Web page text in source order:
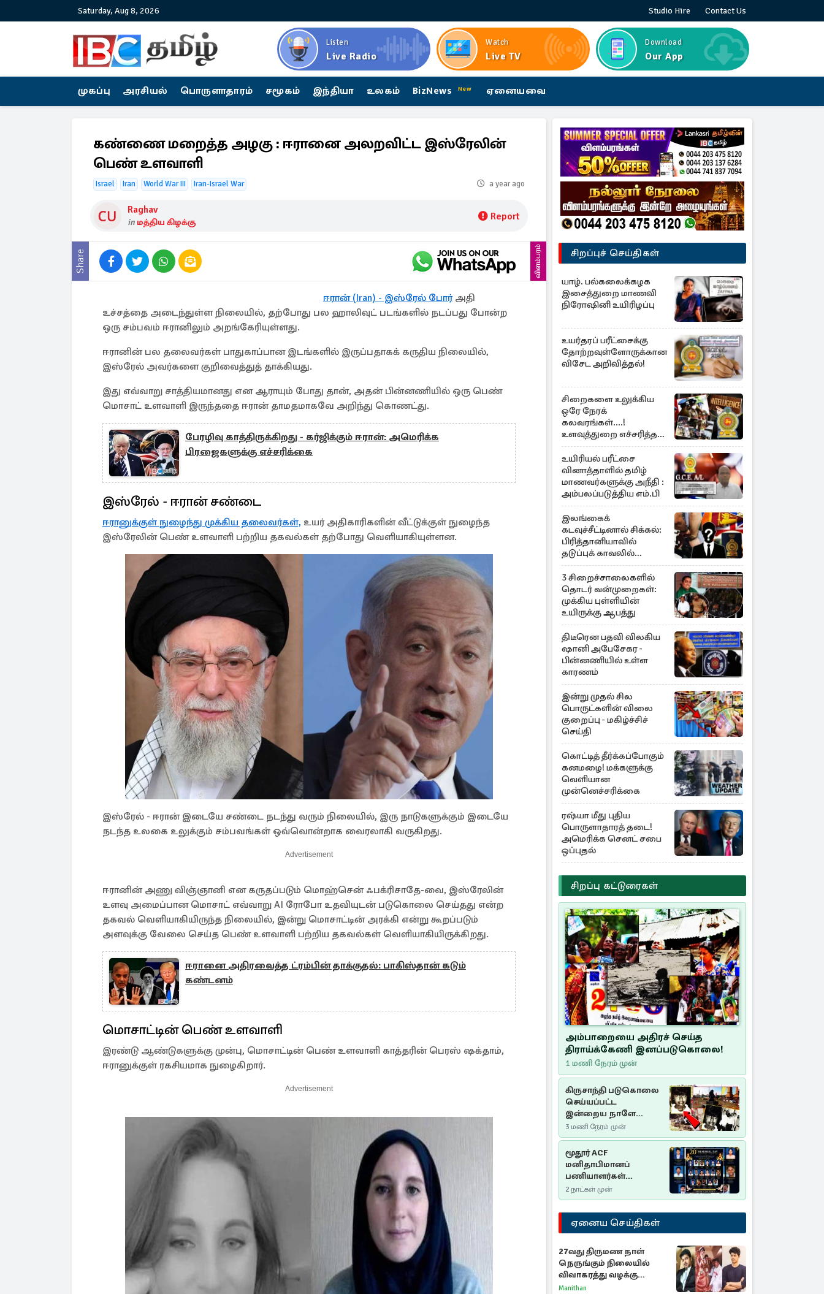
Saturday, Aug 8, 2026 Studio Hire Contact Us
Listen
Live Radio
Watch
Live TV
Download
Our App
முகப்பு அரசியல் பொருளாதாரம் சமூகம் இந்தியா உலகம் BizNews New ஏனையவை
கண்ணை மறைத்த அழகு : ஈரானை அலறவிட்ட இஸ்ரேலின்
பெண் உளவாளி
Israel Iran World War III Iran-Israel War a year ago
Raghav
in மத்திய கிழக்கு Report
Share விளம்பரம்
ஈரான் (Iran) - இஸ்ரேல் போர்அதி
உச்சத்தை அடைந்துள்ள நிலையில், தற்போது பல ஹாலிவுட் படங்களில் நடப்பது போன்ற
ஒரு சம்பவம் ஈரானிலும் அறங்கேரியுள்ளது.
ஈரானின் பல தலைவர்கள் பாதுகாப்பான இடங்களில் இருப்பதாகக் கருதிய நிலையில்,
இஸ்ரேல் அவர்களை குறிவைத்துத் தாக்கியது.
இது எவ்வாறு சாத்தியமானது என ஆராயும் போது தான், அதன் பின்னணியில் ஒரு பெண்
மொசாட் உளவாளி இருந்ததை ஈரான் தாமதமாகவே அறிந்து கொணட்து.
பேரழிவு காத்திருக்கிறது - கர்ஜிக்கும் ஈரான்: அமெரிக்க
பிரஜைகளுக்கு எச்சரிக்கை
இஸ்ரேல் - ஈரான் சண்டை
ஈரானுக்குள் நுழைந்து முக்கிய தலைவர்கள், உயர் அதிகாரிகளின் வீட்டுக்குள் நுழைந்த
இஸ்ரேலின் பெண் உளவாளி பற்றிய தகவல்கள் தற்போது வெளியாகியுள்ளன.
இஸ்ரேல் - ஈரான் இடையே சண்டை நடந்து வரும் நிலையில், இரு நாடுகளுக்கும் இடையே
நடந்த உலகை உலுக்கும் சம்பவங்கள் ஒவ்வொன்றாக வைரலாகி வருகிறது.
Advertisement
ஈரானின் அணு விஞ்ஞானி என கருதப்படும் மொஹ்சென் ஃபக்ரிசாதே-வை, இஸ்ரேலின்
உளவு அமைப்பான மொசாட் எவ்வாறு AI ரோபோ உதவியுடன் படுகொலை செய்தது என்ற
தகவல் வெளியாகியிருந்த நிலையில், இன்று மொசாட்டின் அரக்கி என்று கூறப்படும்
அளவுக்கு வேலை செய்த பெண் உளவாளி பற்றிய தகவல்கள் வெளியாகியிருக்கிறது.
ஈரானை அதிரவைத்த ட்ரம்பின் தாக்குதல்: பாகிஸ்தான் கடும்
கண்டனம்
மொசாட்டின் பெண் உளவாளி
இரண்டு ஆண்டுகளுக்கு முன்பு, மொசாட்டின் பெண் உளவாளி காத்தரின் பெரஸ் ஷக்தாம்,
ஈரானுக்குள் ரகசியமாக நுழைகிறார்.
Advertisement
சிறப்புச் செய்திகள்
யாழ். பல்கலைக்கழக
இசைத்துறை மாணவி
நிரோஷினி உயிரிழப்பு
உயர்தரப் பரீட்சைக்கு
தோற்றவுள்ளோருக்கான
விசேட அறிவித்தல்!
சிறைகளை உலுக்கிய
ஒரே நேரக்
கலவரங்கள்....!
உளவுத்துறை எச்சரித்த
பாரிய சதி அம்பலம்
உயிரியல் பரீட்சை
வினாத்தாளில் தமிழ்
மாணவர்களுக்கு அநீதி :
அம்பலப்படுத்திய எம்.பி
இலங்கைக்
கடவுச்சீட்டினால் சிக்கல்:
பிரித்தானியாவில்
தடுப்புக் காவலில்
முன்னாள் எம்.பி!
3 சிறைச்சாலைகளில்
தொடர் வன்முறைகள்:
முக்கிய புள்ளியின்
உயிருக்கு ஆபத்து
திடீரென பதவி விலகிய
ஷானி அபேசேகர -
பின்னணியில் உள்ள
காரணம்
இன்று முதல் சில
பொருட்களின் விலை
குறைப்பு - மகிழ்ச்சிச்
செய்தி
கொட்டித் தீர்க்கப்போகும்
கனமழை! மக்களுக்கு
வெளியான
முன்னெச்சரிக்கை
ரஷ்யா மீது புதிய
பொருளாதாரத் தடை!
அமெரிக்க செனட் சபை
ஒப்புதல்
சிறப்பு கட்டுரைகள்
அம்பாறையை அதிரச் செய்த
திராய்க்கேணி இனப்படுகொலை!
1 மணி நேரம் முன்
கிருசாந்தி படுகொலை
செய்யப்பட்ட
இன்றைய நாளே
செம்மணி
இனப்படுகொலை
தினம்…!
3 மணி நேரம் முன்
மூதூர் ACF
மனிதாபிமானப்
பணியாளர்கள்
படுகொலை (2006): 20
ஆண்டுகளாகியும் நீதி
மறுக்கப்பட்ட
மனிதாபிமானப்
பேரவலம்
2 நாட்கள் முன்
ஏனைய செய்திகள்
27வது திருமண நாள்
நெருங்கும் நிலையில்
விவாகரத்து வழக்கு
வாபஸ்! விஜய்யுடன்
Manithan